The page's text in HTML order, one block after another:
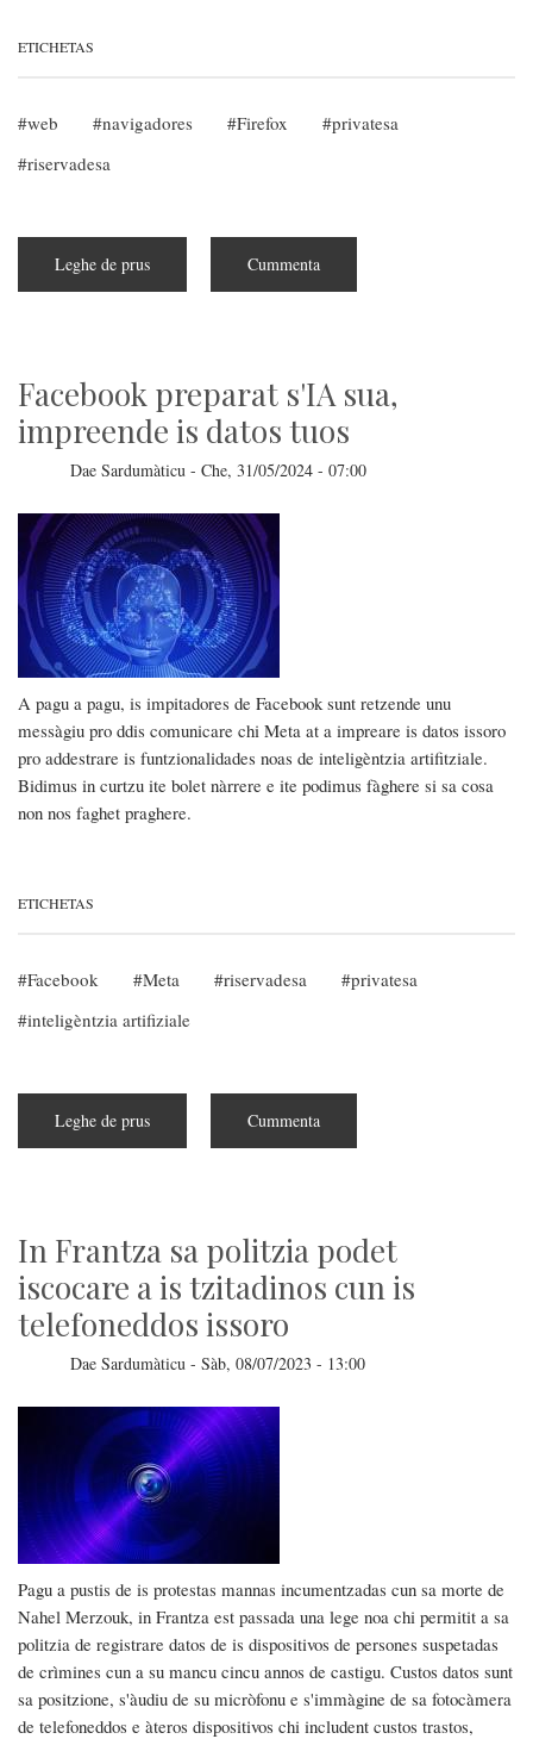
ETICHETAS
web navigadores Firefox
privatesa
riservadesa
Leghe de prus
e
sa
privatesa
Cummenta
Facebook preparat s'IA sua,
impreende is datos tuos
Dae Sardumàticu - Che, 31/05/2024 - 07:00
A pagu a pagu, is impitadores de Facebook sunt retzende unu
messàgiu pro ddis comunicare chi Meta at a impreare is datos issoro
pro addestrare is funtzionalidades noas de inteligèntzia artifitziale.
Bidimus in curtzu ite bolet nàrrere e ite podimus fàghere si sa cosa
non nos faghet praghere.
ETICHETAS
Facebook Meta riservadesa
privatesa
inteligèntzia artifiziale
Leghe de prus
preparat
tuos
Cummenta
In Frantza sa politzia podet
iscocare a is tzitadinos cun is
telefoneddos issoro
Dae Sardumàticu - Sàb, 08/07/2023 - 13:00
Pagu a pustis de is protestas mannas incumentzadas cun sa morte de
Nahel Merzouk, in Frantza est passada una lege noa chi permitit a sa
politzia de registrare datos de is dispositivos de persones suspetadas
de crìmines cun a su mancu cincu annos de castigu. Custos datos sunt
sa positzione, s'àudiu de su micròfonu e s'immàgine de sa fotocàmera
de telefoneddos e àteros dispositivos chi includent custos trastos,